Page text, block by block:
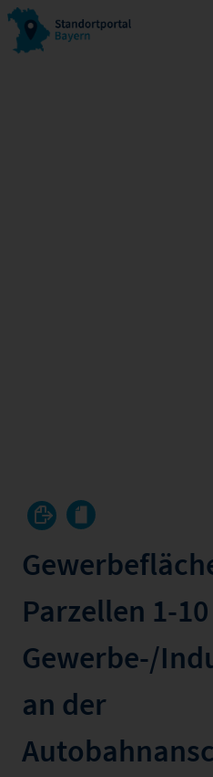
Parzellen 1-
Gewerbe-/
an der